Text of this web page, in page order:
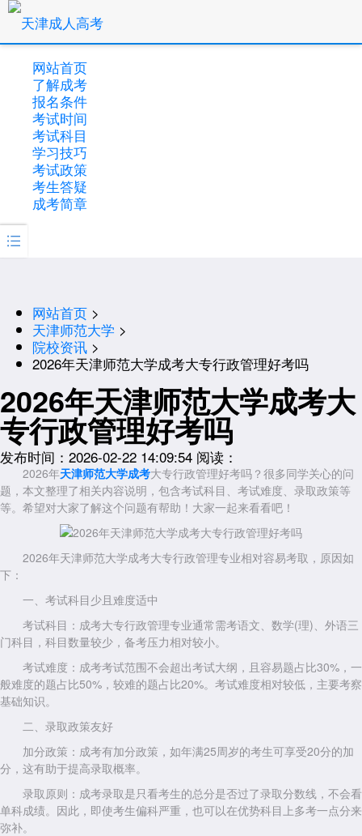
网站首页
了解成考
报名条件
考试时间
考试科目
学习技巧
考试政策
考生答疑
成考简章

网站首页 >
天津师范大学 >
院校资讯 >
2026年天津师范大学成考大专行政管理好考吗
2026年天津师范大学成考大
专行政管理好考吗
发布时间：2026-02-22 14:09:54 阅读：
2026年天津师范大学成考大专行政管理好考吗？很多同学关心的问
题，本文整理了相关内容说明，包含考试科目、 考试难度、 录取政策等
等。希望对大家了解这个问题有帮助！大家一起来看看吧！
2026年天津师范大学成考大专行政管理专业相对容易考取，原因如
下：
一、考试科目少且难度适中
考试科目：成考大专行政管理专业通常需考语文、数学(理)、外语三
门科目，科目数量较少，备考压力相对较小。
考试难度：成考考试范围不会超出考试大纲，且容易题占比30%，一
般难度的题占比50%，较难的题占比20%。考试难度相对较低，主要考察
基础知识。
二、录取政策友好
加分政策：成考有加分政策，如年满25周岁的考生可享受20分的加
分，这有助于提高录取概率。
录取原则：成考录取是只看考生的总分是否过了录取分数线，不会看
单科成绩。因此，即使考生偏科严重，也可以在优势科目上多考一点分来
弥补。